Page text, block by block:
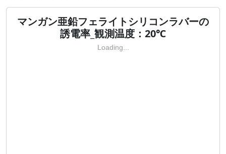
マンガン亜鉛フェライトシリコンラバーの
誘電率_観測温度：20℃
Loading...